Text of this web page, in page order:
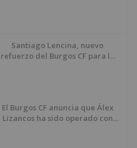
Santiago Lencina, nuevo
refuerzo del Burgos CF para la
El Burgos CF anuncia que Álex
Lizancos ha sido operado con